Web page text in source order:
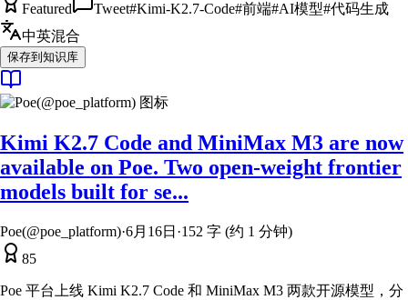
Featured Tweet#Kimi-K2.7-Code#前端#AI模型#代码生成
中英混合
保存到知识库
Kimi K2.7 Code and MiniMax M3 are now
available on Poe. Two open-weight frontier
models built for se...
Poe(@poe_platform)·6月16日 ·152 字 (约 1 分钟)
85
Poe 平台上线 Kimi K2.7 Code 和 MiniMax M3 两款开源模型，分